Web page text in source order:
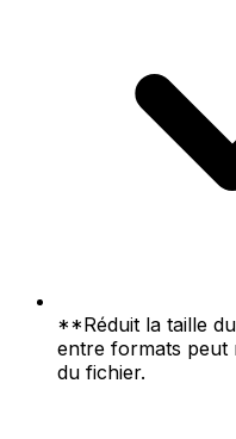
**Réduit la taille
entre formats peut
du fichier.